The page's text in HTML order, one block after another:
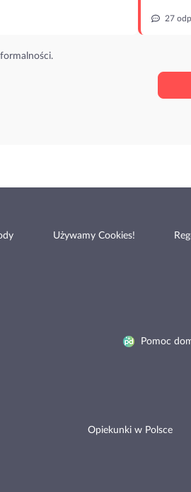
27
Używamy Cookies!
Pomoc
Opiekunki w Polsce